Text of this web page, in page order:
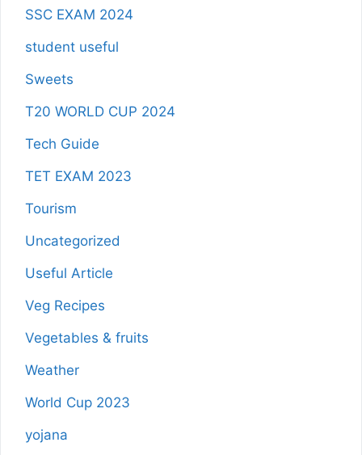
SSC EXAM 2024
student useful
Sweets
T20 WORLD CUP 2024
Tech Guide
TET EXAM 2023
Tourism
Uncategorized
Useful Article
Veg Recipes
Vegetables & fruits
Weather
World Cup 2023
yojana